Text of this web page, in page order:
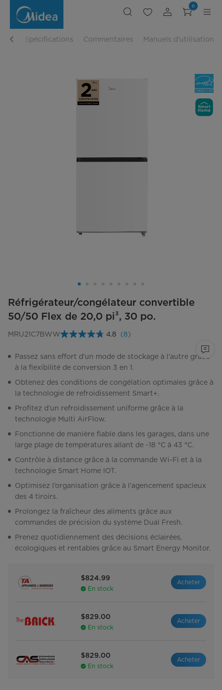
convertible
0
Spécifications Commentaires Manuels d’utilisation
Réfrigérateur/congélateur convertible
50/50 Flex de 20,0 pi³, 30 po.
MRU21C7BWW 4.8
Lire
8
commentaires.
Lien
la
même
(8)
Passez sans effort d’un mode de stockage à l’autre grâce
à la flexibilité de conversion 3 en 1.
Obtenez des conditions de congélation optimales grâce à
la technologie de refroidissement Smart+.
Profitez d’un refroidissement uniforme grâce à la
technologie Multi AirFlow.
Fonctionne de manière fiable dans les garages, dans une
large plage de températures allant de -18 °C à 43 °C.
Contrôle à distance grâce à la commande Wi-Fi et à la
technologie Smart Home IOT.
Optimisez l’organisation grâce à l’agencement spacieux
des 4 tiroirs.
Prolongez la fraîcheur des aliments grâce aux
commandes de précision du système Dual Fresh.
Prenez quotidiennement des décisions éclairées,
écologiques et rentables grâce au Smart Energy Monitor.
$824.99
En stock
Acheter
$829.00
En stock
Acheter
$829.00
En stock
Acheter